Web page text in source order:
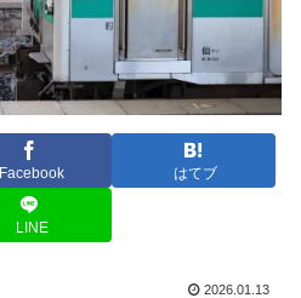
Facebook はてブ
LINE
2026.01.13